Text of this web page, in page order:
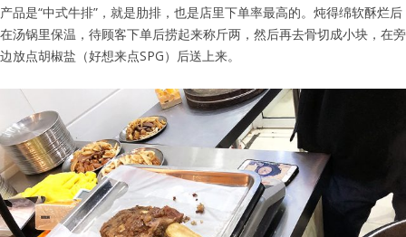
产品是“中式牛排”，就是肋排，也是店里下单率最高的。炖得绵软酥烂后
在汤锅里保温，待顾客下单后捞起来称斤两，然后再去骨切成小块，在旁
边放点胡椒盐（好想来点SPG）后送上来。